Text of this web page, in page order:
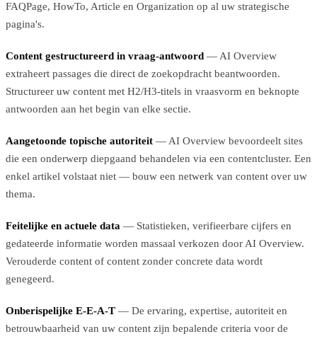
FAQPage, HowTo, Article en Organization op al uw strategische
pagina's.
Content gestructureerd in vraag-antwoord — AI Overview
extraheert passages die direct de zoekopdracht beantwoorden.
Structureer uw content met H2/H3-titels in vraasvorm en beknopte
antwoorden aan het begin van elke sectie.
Aangetoonde topische autoriteit — AI Overview bevoordeelt sites
die een onderwerp diepgaand behandelen via een contentcluster. Een
enkel artikel volstaat niet — bouw een netwerk van content over uw
thema.
Feitelijke en actuele data — Statistieken, verifieerbare cijfers en
gedateerde informatie worden massaal verkozen door AI Overview.
Verouderde content of content zonder concrete data wordt
genegeerd.
Onberispelijke E-E-A-T — De ervaring, expertise, autoriteit en
betrouwbaarheid van uw content zijn bepalende criteria voor de